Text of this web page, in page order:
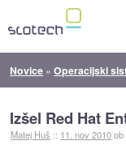
Novice »Operacijski
Izšel Red Hat
Matej Huš :: 11. nov 2010ob